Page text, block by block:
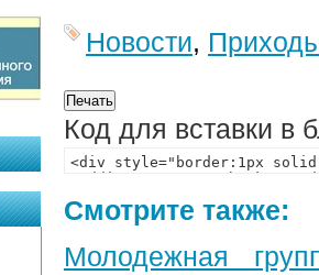
Новости,
Код для вставки в
Смотрите также:
Молодежная